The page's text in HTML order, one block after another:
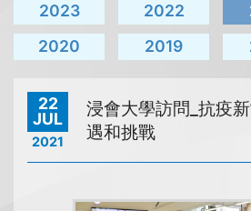
2023
2022
2020
2019
22
JUL
2021
浸會大學訪問_抗疫
遇和挑戰